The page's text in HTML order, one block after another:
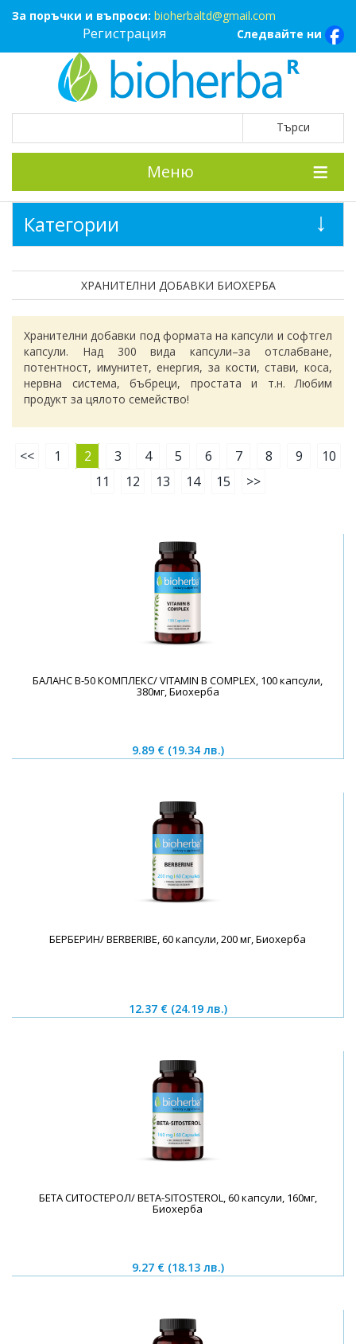
За поръчки и въпроси: bioherbaltd@gmail.com
Следвайте ни
Регистрация
Меню
ХРАНИТЕЛНИ ДОБАВКИ БИОХЕРБА
Хранителни добавки под формата на капсули и софтгел
капсули. Над 300 вида капсули–за отслабване,
потентност, имунитет, енергия, за кости, стави, коса,
нервна система, бъбреци, простата и т.н. Любим
продукт за цялото семейство!
<< 1 2 3 4 5 6 7 8 9
10
11
12 13 14 15 >>
БАЛАНС B-50 КОМПЛЕКС/ VITAMIN B COMPLEX, 100 капсули,
380мг, Биохерба
9.89 € (19.34 лв.)
БЕРБЕРИН/ BERBERIBE, 60 капсули, 200 мг, Биохерба
12.37 € (24.19 лв.)
БЕТА СИТOСТЕРОЛ/ BETA-SITOSTEROL, 60 капсули, 160мг,
Биохерба
9.27 € (18.13 лв.)
Категории